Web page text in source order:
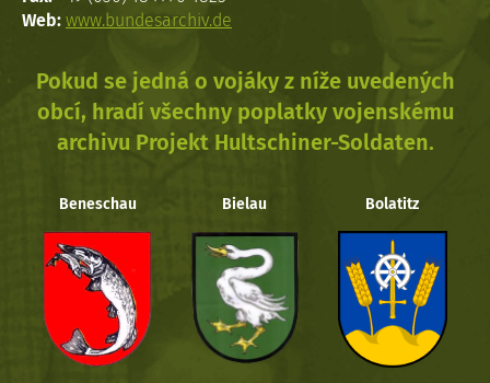
Web: www.bundesarchiv.de
Pokud se jedná o vojáky z níže uvedených
obcí, hradí všechny poplatky vojenskému
archivu Projekt Hultschiner-Soldaten.
Beneschau Bielau Bolatitz